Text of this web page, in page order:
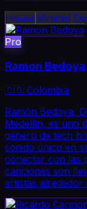
House Minimal
Pro
Ramon Bedoya
🇨🇴 Colombia
Ramón Bedoya,
Medellín, es uno
género de tech
sonido único en
conectar con las
canciones son
artistas alrededor